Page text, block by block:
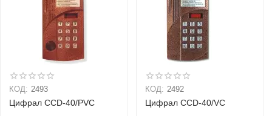
КОД: 2493
Цифрал CCD-40/РVС
КОД: 2492
Цифрал CCD-40/VC